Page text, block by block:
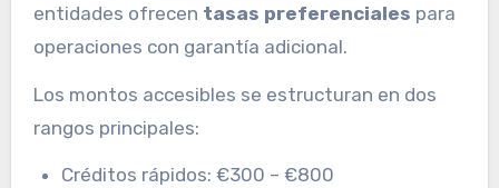
entidades ofrecen tasas preferenciales para
operaciones con garantía adicional.
Los montos accesibles se estructuran en dos
rangos principales:
Créditos rápidos: €300 – €800